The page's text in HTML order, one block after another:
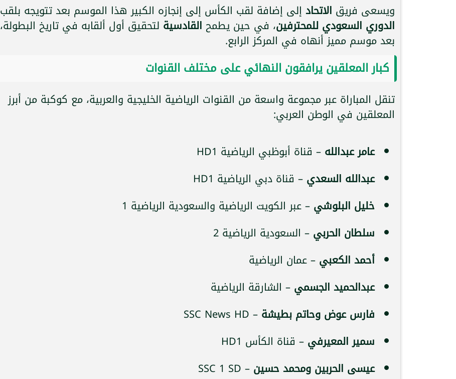
ويسعى فريق الاتحاد إلى إضافة لقب الكأس إلى إنجازه الكبير هذا الموسم بعد تتويجه بلقب
الدوري السعودي للمحترفين، في حين يطمح القادسية لتحقيق أول ألقابه في تاريخ البطولة،
بعد موسم مميز أنهاه في المركز الرابع.
كبار المعلقين يرافقون النهائي على مختلف القنوات
تنقل المباراة عبر مجموعة واسعة من القنوات الرياضية الخليجية والعربية، مع كوكبة من أبرز
المعلقين في الوطن العربي:
عامر عبدالله – قناة أبوظبي الرياضية HD1
عبدالله السعدي – قناة دبي الرياضية HD1
خليل البلوشي – عبر الكويت الرياضية والسعودية الرياضية 1
سلطان الحربي – السعودية الرياضية 2
أحمد الكعبي – عمان الرياضية
عبدالحميد الجسمي – الشارقة الرياضية
فارس عوض وحاتم بطيشة – SSC News HD
سمير المعيرفي – قناة الكأس HD1
عيسى الحربين ومحمد حسين – SSC 1 SD